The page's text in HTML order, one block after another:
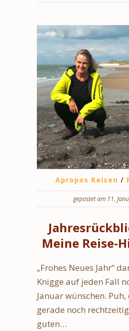
Apropos Reisen /
gepostet am 11.
Meine Reise-
„Frohes Neues Jahr“
Knigge auf jeden Fall
Januar wünschen.
gerade noch
guten…